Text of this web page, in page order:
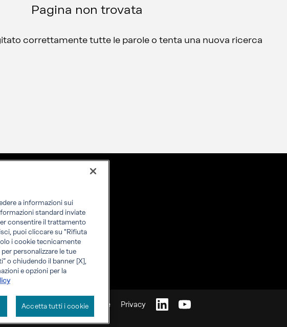
Pagina non trovata
correttamente tutte le parole o tenta una nuova ricerca
Cookie Privacy
a informazioni sui
standard inviate
consentire il trattamento
puoi cliccare su "Rifiuta
i cookie tecnicamente
personalizzare le tue
o chiudendo il banner [X],
e opzioni per la
Accetta tutti i cookie